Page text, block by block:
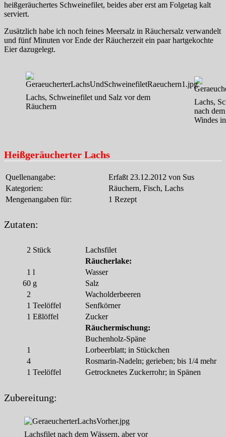
heißgeräuchertes Schweinefilet, beides aber erst am Folgetag kalt
serviert.
Zusätzlich habe ich noch feines Meersalz in Räuchersalz verwandelt
und fünf Minuten vor Ende der Räucherzeit ein paar hartgekochte
Eier dazugelegt.
Lachs, Schweinefilet und Salz vor dem
Räuchern
Lachs,
nach
Windes
Heißgeräucherter Lachs
Quellenangabe:
Erfaßt 23.12.2012 von Sus
Kategorien:
Räuchern, Fisch, Lachs
Mengenangaben für:
1 Rezept
Zutaten:
2 Stück
Lachsfilet
Räucherlake:
1 l
Wasser
60 g
Salz
2
Wacholderbeeren
1 Teelöffel
Senfkörner
1 Eßlöffel
Zucker
Räuchermischung:
Buchenholz-Späne
1
Lorbeerblatt; in Stückchen
4
Rosmarin-Nadeln; gerieben; bis 1/4 mehr
1 Teelöffel Getrocknetes Zuckerrohr; in Spänen
Zubereitung:
Lachsfilet nach dem Wässern, aber vor